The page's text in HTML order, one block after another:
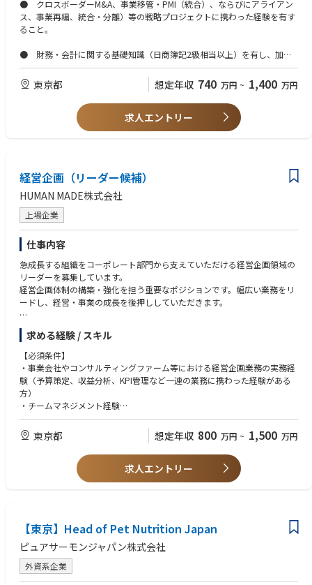
■主な成果と責任範囲（Key Outputs）
・事実・データに基づく分析を踏まえ、プロジェクトの全体構想、推進体
・M&A案件を含むインオーガニック成長機会のパイプラインおよび関連デ
ータベースを整備・維持し、戦略的意思決定を支援する。
・重要な機能横断プロジェクトおよび担当ワークストリームを主体的にリ
ードし、着実な実行を推進する。
・案件の検討開始から契約締結（Signing）および取引完了（Completio
・グループの各機能部門、地域統括会社、事業会社と緊密に連携しなが
ら、M&Aを含むアライアンス戦略およびインオーガニック成長戦略、なら
びに組織変革施策を推進。
・月次業績レビュー、予算策定、中期経営計画策定プロセスへの継続的な
関与を通じて、グループの成長戦略および事業課題への深い理解を構築。
・担当ワークストリームをエンドツーエンドでリードし、プロジェクト全
体の推進を支援する。具体的には、事業計画策定、デューデリジェンス、
企業価値評価、交渉、契約締結、PMI／統合・移行準備に至る各フェーズ
の推進。
・外部アドバイザーとの連携・調整を担い、プロジェクトの円滑な遂行を
実現。
・投資銀行、コンサルタント、会計・税務・法務アドバイザーを含む外部
パートナーとの強固な関係を構築・維持。
・政治・経済・社会・技術（PEST）要因に加え、顧客・消費者動向や業
界動向を含む幅広い市場分析・マクロ環境分析を実施し、戦略立案および
投資判断に貢献。
■主な関係先（Main Interfaces）
・投資検討先企業
社内
・AGH各機能部門
・地域統括会社の経営企画・事業開発・経営管理部門
・事業会社の経営企画・事業開発・経営管理部門
● クロスボーダーM&A、事業移管・PMI（統合）、ならびにアライアン
ス、事業再編、統合・分離）等の戦略プロジェクトに携わった経験を有す
ること。
● 財務・会計に関する基礎知識（日商簿記2級相当以上）を有し、加え
て会計・税務・法務に関する実務的な知見を備えていることが望ましい。
● 日本語を母語レベルで運用できることに加え、英語による円滑なコミ
ュニケーション能力および交渉力を有すること。
東京都 想定年収 740 万円 ~ 1,400 万円
求人エントリー
経営企画（リーダー候補）
HUMAN MADE株式会社
上場企業
仕事内容
急成長する組織をコーポレート部門から支えていただける経営企画領域の
リーダーを募集しています。
経営企画体制の構築・強化を担う重要なポジションです。幅広い業務をリ
ードし、経営・事業の成長を後押ししていただきます。
・全社戦略、事業戦略の策定・推進
・中期経営計画・年度予算の策定および予実管理の統括
・経営・事業課題の抽出、データ分析に基づく解決施策の立案・推進
・新規事業開発、市場調査、競合分析
・M&A等各種特命プロジェクトの企画・推進管理、予実管理、経営分析
・チームのマネジメント
求める経験 / スキル
【必須条件】
・事業会社やコンサルティングファーム等における経営企画業務の実務経
験（予算策定、収益分析、KPI管理など一連の業務に携わった経験がある
方）
・チームマネジメント経験
・多様なステークホルダーを巻き込むプロジェクトマネジメントスキル
・データ分析やレポーティングに必要なツール・システムへの習熟
・論理的思考力、課題発見・問題解決能力、経営視点での提案力
・英語によるコミュニケーションスキルがある方
東京都 想定年収 800 万円 ~ 1,500 万円
求人エントリー
【東京】Head of Pet Nutrition Japan
ピュアサーモンジャパン株式会社
外資系企業